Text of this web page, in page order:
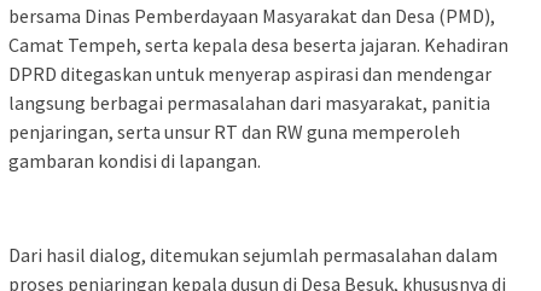
bersama Dinas Pemberdayaan Masyarakat dan Desa (PMD),
Camat Tempeh, serta kepala desa beserta jajaran. Kehadiran
DPRD ditegaskan untuk menyerap aspirasi dan mendengar
langsung berbagai permasalahan dari masyarakat, panitia
penjaringan, serta unsur RT dan RW guna memperoleh
gambaran kondisi di lapangan.
Dari hasil dialog, ditemukan sejumlah permasalahan dalam
proses penjaringan kepala dusun di Desa Besuk, khususnya di